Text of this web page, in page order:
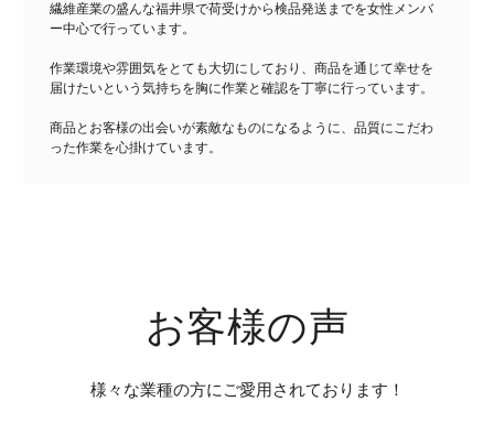
繊維産業の盛んな福井県で荷受けから検品発送までを女性メンバ
ー中心で行っています。
作業環境や雰囲気をとても大切にしており、商品を通じて幸せを
届けたいという気持ちを胸に作業と確認を丁寧に行っています。
商品とお客様の出会いが素敵なものになるように、品質にこだわ
った作業を心掛けています。
お客様の声
様々な業種の方にご愛用されております！